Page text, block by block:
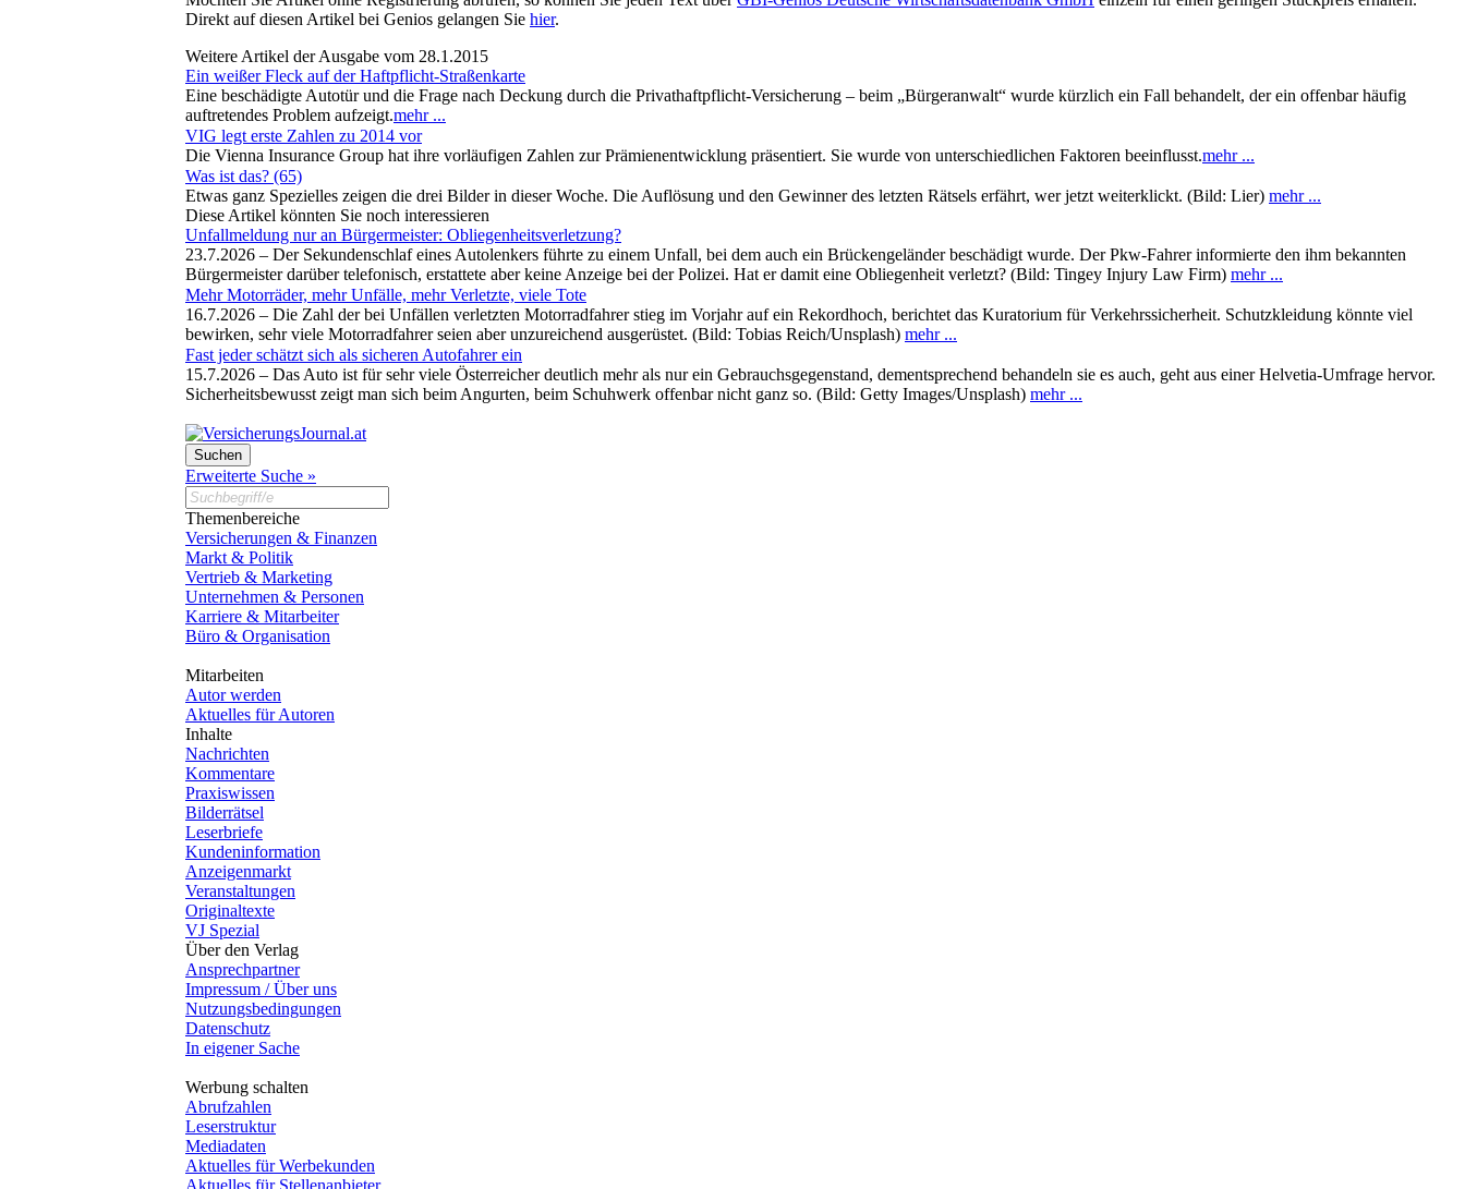
Direkt auf diesen Artikel bei Genios gelangen Sie hier.
Weitere Artikel der Ausgabe vom 28.1.2015
Ein weißer Fleck auf der Haftpflicht-Straßenkarte
Eine beschädigte Autotür und die Frage nach Deckung durch die Privathaftpflicht-Versicherung – beim „Bürgeranwalt“ wurde kürzlich ein Fall behandelt, der ein offenbar häufig
auftretendes Problem aufzeigt.mehr ...
VIG legt erste Zahlen zu 2014 vor
Die Vienna Insurance Group hat ihre vorläufigen Zahlen zur Prämienentwicklung präsentiert. Sie wurde von unterschiedlichen Faktoren beeinflusst.mehr ...
Was ist das? (65)
Etwas ganz Spezielles zeigen die drei Bilder in dieser Woche. Die Auflösung und den Gewinner des letzten Rätsels erfährt, wer jetzt weiterklickt. (Bild: Lier) mehr ...
Diese Artikel könnten Sie noch interessieren
Unfallmeldung nur an Bürgermeister: Obliegenheitsverletzung?
23.7.2026 – Der Sekundenschlaf eines Autolenkers führte zu einem Unfall, bei dem auch ein Brückengeländer beschädigt wurde. Der Pkw-Fahrer informierte den ihm bekannten
Bürgermeister darüber telefonisch, erstattete aber keine Anzeige bei der Polizei. Hat er damit eine Obliegenheit verletzt? (Bild: Tingey Injury Law Firm) mehr ...
Mehr Motorräder, mehr Unfälle, mehr Verletzte, viele Tote
16.7.2026 – Die Zahl der bei Unfällen verletzten Motorradfahrer stieg im Vorjahr auf ein Rekordhoch, berichtet das Kuratorium für Verkehrssicherheit. Schutzkleidung könnte viel
bewirken, sehr viele Motorradfahrer seien aber unzureichend ausgerüstet. (Bild: Tobias Reich/Unsplash) mehr ...
Fast jeder schätzt sich als sicheren Autofahrer ein
15.7.2026 – Das Auto ist für sehr viele Österreicher deutlich mehr als nur ein Gebrauchsgegenstand, dementsprechend behandeln sie es auch, geht aus einer Helvetia-Umfrage hervor.
Sicherheitsbewusst zeigt man sich beim Angurten, beim Schuhwerk offenbar nicht ganz so. (Bild: Getty Images/Unsplash) mehr ...
Erweiterte Suche »
Themenbereiche
Versicherungen & Finanzen
Markt & Politik
Vertrieb & Marketing
Unternehmen & Personen
Karriere & Mitarbeiter
Büro & Organisation
Mitarbeiten
Autor werden
Aktuelles für Autoren
Inhalte
Nachrichten
Kommentare
Praxiswissen
Bilderrätsel
Leserbriefe
Kundeninformation
Anzeigenmarkt
Veranstaltungen
Originaltexte
VJ Spezial
Über den Verlag
Ansprechpartner
Impressum / Über uns
Nutzungsbedingungen
Datenschutz
In eigener Sache
Werbung schalten
Abrufzahlen
Leserstruktur
Mediadaten
Aktuelles für Werbekunden
Aktuelles für Stellenanbieter